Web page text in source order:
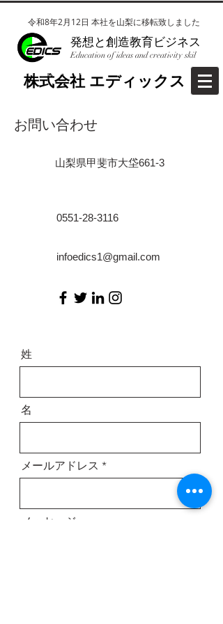
令和8年2月12日 本社を山梨に移転致しました
​発想と創造教育ビジネス
Education of ideas and creativity skil
​株式会社 エディックス
​株式会社EDICS(エディックス）
お問い合わせ
​山梨県甲斐市大垈661-3
0551-28-3116
infoedics1@gmail.com
姓
名
メールアドレス
メッセージ